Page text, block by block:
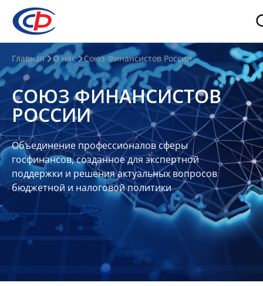
О
нас
О
СФР
Совет
Союза
Участники
Планы
отчеты
Контакты
Главная О нас Союз Финансистов России
СОЮЗ ФИНАНСИСТОВ
РОССИИ
Объединение профессионалов сферы
госфинансов, созданное для экспертной
поддержки и решения актуальных вопросов
бюджетной и налоговой политики